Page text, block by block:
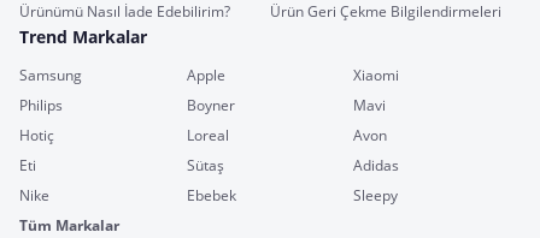
Ürünümü Nasıl İade Edebilirim?
Ürün Geri Çekme Bilgilendirmeleri
Trend Markalar
Samsung Apple
Xiaomi
Philips
Boyner
Mavi
Hotiç
Loreal
Avon
Eti
Sütaş
Adidas
Nike
Ebebek
Sleepy
Tüm Markalar